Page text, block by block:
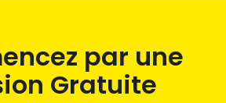
par une
Gratuite